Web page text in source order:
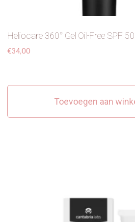
Heliocare 360° Gel Oil-Free SPF
€34,00
Toevoegen aan